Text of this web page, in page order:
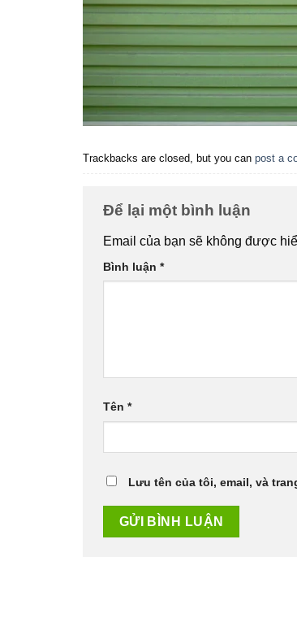
Trackbacks are closed, but you can post a
Để lại một bình luận
Email của bạn sẽ không được
Bình luận *
Tên *
Lưu tên của tôi, email, và